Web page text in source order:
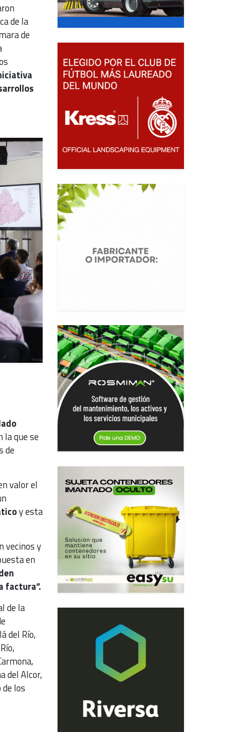
de la
de
la que se
de
valor el
y esta
vecinos y
en
factura”.
de la
del Río,
del Alcor,
los